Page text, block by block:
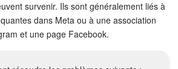
survenir. Ils sont généralement liés à
dans Meta ou à une association
et une page Facebook.